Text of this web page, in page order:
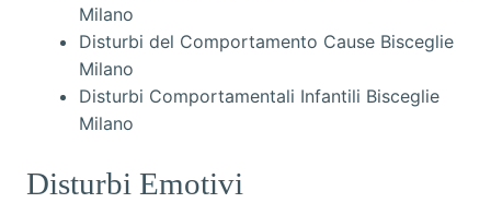
Milano
Disturbi del Comportamento Cause Bisceglie
Milano
Disturbi Comportamentali Infantili Bisceglie
Milano
Disturbi Emotivi